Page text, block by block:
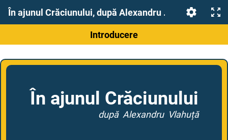
În ajunul Crăciunului, după Alexandru Vlahuță
Introducere
În ajunul Crăciunului
după Alexandru Vlahuță